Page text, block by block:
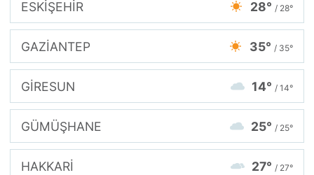
ESKİŞEHİR 28° / 28°
GAZİANTEP 35° / 35°
GİRESUN 14° / 14°
GÜMÜŞHANE 25° / 25°
HAKKARİ 27° / 27°